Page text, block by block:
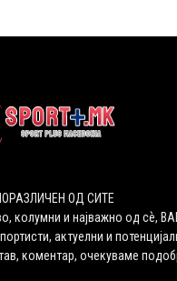
ПОРАЗЛИЧЕН ОД СИТЕ
колумни и најважно од сѐ,
актуелни и
коментар, очекуваме